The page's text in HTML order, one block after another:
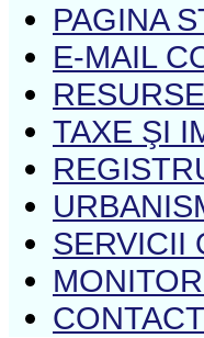
PAGINA
E-MAIL
TAXE ŞI
SERVICII
CONTACT